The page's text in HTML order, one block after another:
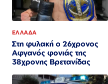
ΕΛΛΑΔΑ
Στη φυλακή ο 26χρονος
Αφγανός φονιάς της
38χρονης Βρετανίδας